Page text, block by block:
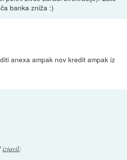
banka zniža :)
anexa ampak nov kredit ampak iz
izjavil: